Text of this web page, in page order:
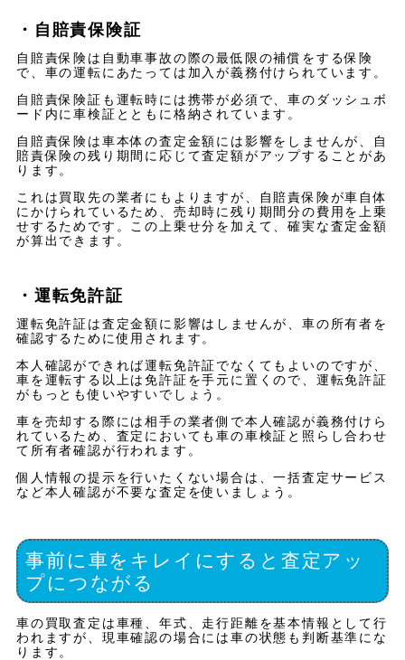
・自賠責保険証
自賠責保険は自動車事故の際の最低限の補償をする保険
で、車の運転にあたっては加入が義務付けられています。
自賠責保険証も運転時には携帯が必須で、車のダッシュボ
ード内に車検証とともに格納されています。
自賠責保険は車本体の査定金額には影響をしませんが、自
賠責保険の残り期間に応じて査定額がアップすることがあ
ります。
これは買取先の業者にもよりますが、自賠責保険が車自体
にかけられているため、売却時に残り期間分の費用を上乗
せするためです。この上乗せ分を加えて、確実な査定金額
が算出できます。
・運転免許証
運転免許証は査定金額に影響はしませんが、車の所有者を
確認するために使用されます。
本人確認ができれば運転免許証でなくてもよいのですが、
車を運転する以上は免許証を手元に置くので、運転免許証
がもっとも使いやすいでしょう。
車を売却する際には相手の業者側で本人確認が義務付けら
れているため、査定においても車の車検証と照らし合わせ
て所有者確認が行われます。
個人情報の提示を行いたくない場合は、一括査定サービス
など本人確認が不要な査定を使いましょう。
事前に車をキレイにすると査定アッ
プにつながる
車の買取査定は車種、年式、走行距離を基本情報として行
われますが、現車確認の場合には車の状態も判断基準にな
ります。